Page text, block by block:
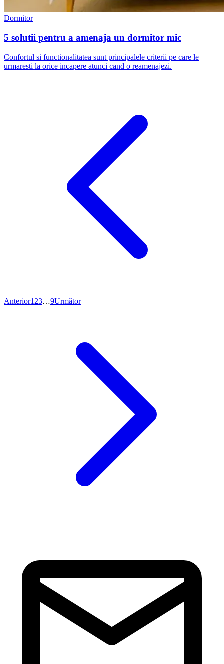
Dormitor
5 solutii pentru a amenaja un dormitor mic
Confortul si functionalitatea sunt principalele criterii pe care le
urmaresti la orice incapere atunci cand o reamenajezi.
Anterior1 23…9Următor